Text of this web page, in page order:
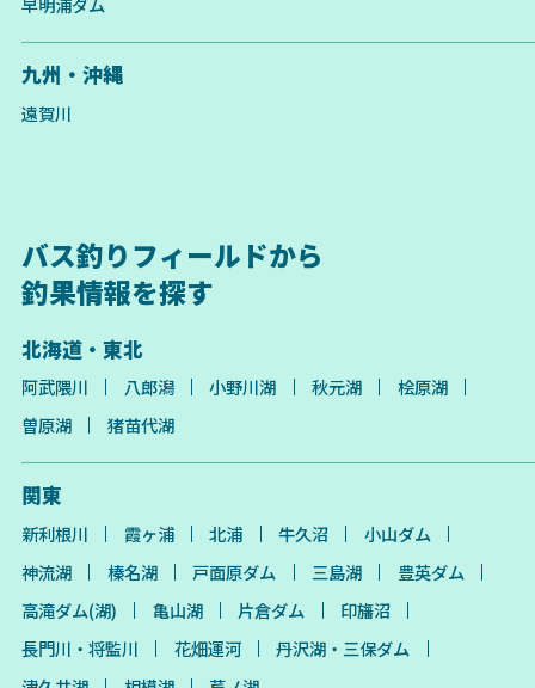
九州・沖縄
遠賀川
バス釣りフィールドから
釣果情報を探す
北海道・東北
阿武隈川 八郎潟 小野川湖 秋元湖
桧原湖
曽原湖
猪苗代湖
関東
新利根川 霞ヶ浦 北浦 牛久沼
小山ダム
神流湖
榛名湖 戸面原ダム 三島湖
豊英ダム
高滝ダム(湖)
亀山湖 片倉ダム
印旛沼
長門川・将監川
花畑運河
丹沢湖・三保ダム